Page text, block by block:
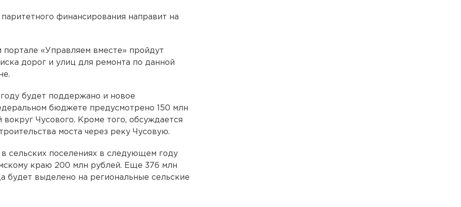
финансирования направит на
портале «Управляем вместе» пройдут
дорог и улиц для ремонта по данной
будет поддержано и новое
бюджете предусмотрено 150 млн
Чусового. Кроме того, обсуждается
моста через реку Чусовую.
сельских поселениях в следующем году
краю 200 млн рублей. Еще 376 млн
будет выделено на региональные сельские